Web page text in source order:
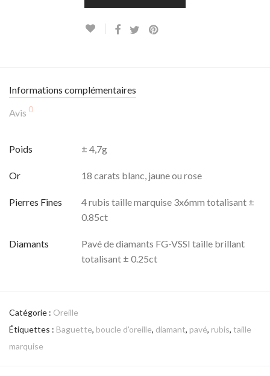
Informations complémentaires
Avis 0
Poids ± 4,7g
Or 18 carats blanc, jaune ou rose
Pierres Fines
4 rubis taille marquise 3x6mm totalisant ±
0.85ct
Diamants
Pavé de diamants FG-VSSI taille brillant
totalisant ± 0.25ct
Catégorie : Oreille
Étiquettes : Baguette, boucle d'oreille, diamant, pavé, rubis, taille
marquise